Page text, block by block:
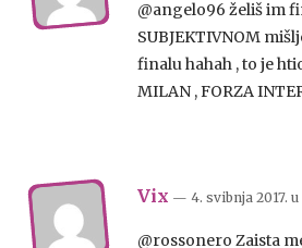
@angelo96 želiš im
SUBJEKTIVNOM
finalu hahah , to je
MILAN , FORZA
Vix — 4. svibnja 2017. u
@rossonero Zaista